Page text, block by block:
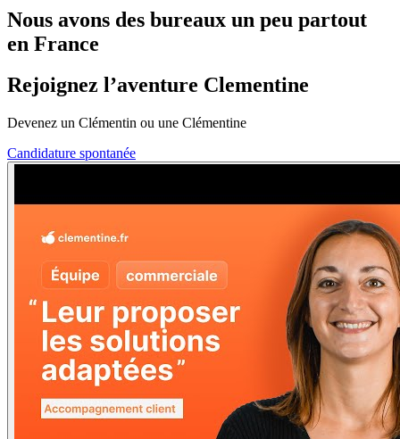
Nous avons des bureaux un peu partout
en France
Rejoignez l’aventure Clementine
Devenez un Clémentin ou une Clémentine
Candidature spontanée